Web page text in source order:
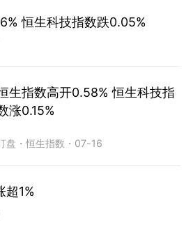
恒生科技指数跌0.05%
生指数高开0.58% 恒生科技指
涨0.15%
盘 ・恒生指数 ・ 07-16
超1%